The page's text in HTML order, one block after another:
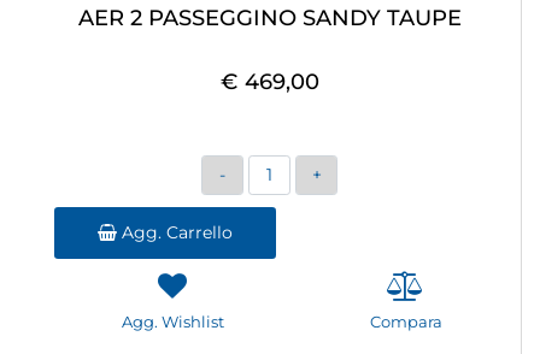
AER 2 PASSEGGINO SANDY TAUPE
€ 469,00
Quantità
Agg. Carrello
Agg. Wishlist Compara